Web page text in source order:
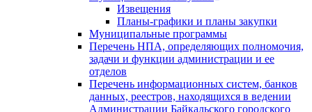
Извещения
Планы-графики и планы закупки
Муниципальные программы
Перечень НПА, определяющих полномочия,
задачи и функции администрации и ее
отделов
Перечень информационных систем, банков
данных, реестров, находящихся в ведении
Администрации Байкальского городского